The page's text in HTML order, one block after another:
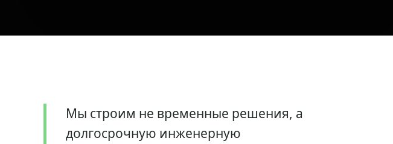
Мы строим не временные решения, а
долгосрочную инженерную